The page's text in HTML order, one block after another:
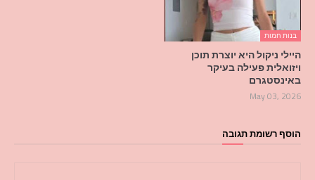
בנות חמות
היילי ניקול היא יוצרת תוכן
ויזואלית פעילה בעיקר
באינסטגרם
May 03, 2026
הוסף רשומת תגובה